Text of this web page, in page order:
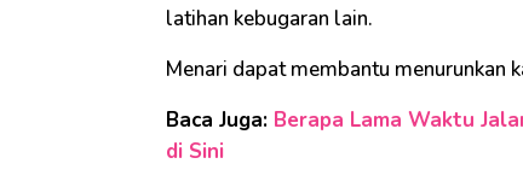
latihan kebugaran lain.
Menari dapat membantu menurunkan
Baca Juga: Berapa Lama Waktu
di Sini